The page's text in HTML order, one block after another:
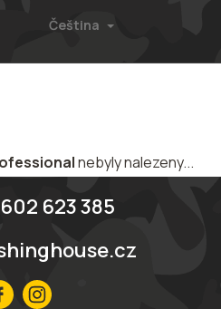
Čeština
nebyly nalezeny...
602 623 385